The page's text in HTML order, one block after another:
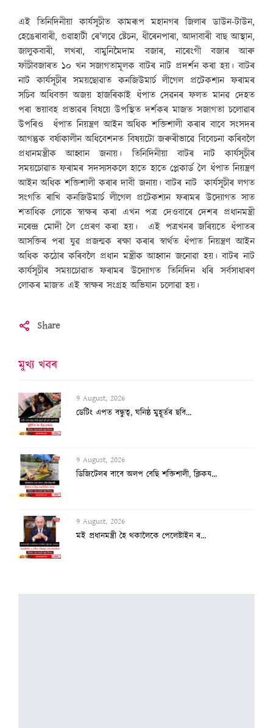
এই তিনিদিনীয়া কাৰ্যসূচীত কামৰূপ মহানগৰ জিলাৰ ডাউন-টাউন,
হেঙেৰাবাৰী, গুৱাহাটী ৰে'লৱে ষ্টেচন, ধীৰেনপাৰা, আদাবাৰী বাছ আস্থান,
জালুকবাৰী, লখৰা, বামুনিমৈদাম বজাৰ, নাৰেংগী বজাৰ আৰু
ফাঁচীবজাৰত ১০ খন সজাগতামূলক বাটৰ নাট প্ৰদৰ্শন কৰা হয়। বাটৰ
নাট কাৰ্যসূচীৰ সময়ছোৱাত কনজিউমাৰ্চ লীগেল প্ৰটেকশ্যন ফৰামৰ
সচিব অধিবক্তা অজয় হাজৰিকাই ধঁপাত সেৱনৰ ফলত মানৱ দেহত
পৰা ভয়াবহ প্ৰভাৱৰ বিষয়ে উপস্থিত দৰ্শকৰ মাজত সজাগতা চলোৱাৰ
উপৰিও ধঁপাত নিয়ন্ত্ৰণ আইন অধিক শক্তিশালী কৰাৰ বাবে সংসদৰ
আগন্তুক বৰ্ষাকালীন অধিবেশনত বিষয়টো জৰুৰীভাৱে বিবেচনা কৰিবলৈ
প্ৰধানমন্ত্ৰীক আহ্বান জনায়। তিনিদিনীয়া বাটৰ নাট কাৰ্যসূচীৰ
সময়চোৱাত ফৰামৰ সদস্যসকলে হাতে হাতে প্লেকাৰ্ড লৈ ধঁপাত নিয়ন্ত্ৰণ
আইন অধিক শক্তিশালী কৰাৰ দাবী জনায়। বাটৰ নাট কাৰ্যসূচীৰ লগত
সংগতি ৰাখি কনজিউমাৰ্চ লীগেল প্ৰটেকশ্যন ফৰামৰ উদ্যোগত সাত
শতাধিক লোকে স্বাক্ষৰ কৰা এখন পত্ৰ দেওবাৰে দেশৰ প্ৰধানমন্ত্ৰী
নৰেন্দ্ৰ মোদী লৈ প্ৰেৰণ কৰা হয়। এই পত্ৰখনৰ জৰিয়তে ধঁপাতৰ
আসক্তিৰ পৰা যুৱ প্ৰজন্মক ৰক্ষা কৰাৰ স্বাৰ্থত ধঁপাত নিয়ন্ত্ৰণ আইন
অধিক কঠোৰ কৰিবলৈ প্ৰধান মন্ত্ৰীক আহ্বান জনোৱা হয়। বাটৰ নাট
কাৰ্যসূচীৰ সময়চোৱাত ফৰামৰ উদ্যোগত তিনিদিন ধৰি সৰ্বসাধাৰণ
লোকৰ মাজত এই স্বাক্ষৰ সংগ্ৰহ অভিযান চলোৱা হয়।
Share
মুখ্য খবৰ
9 August, 2026
ডেটিং এপত বন্ধুত্ব, ঘনিষ্ঠ মুহূৰ্তৰ ছবি...
9 August, 2026
ডিজিটেলৰ বাবে অলপ বেছি শক্তিশালী, ক্লিকয...
9 August, 2026
মই প্ৰধানমন্ত্ৰী হৈ থকালৈকে পেলেষ্টাইন ৰ...
প্ৰতি ৬ মিনিটত এটা অকালমৃত্যু!